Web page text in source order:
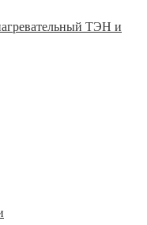
ТЭН и